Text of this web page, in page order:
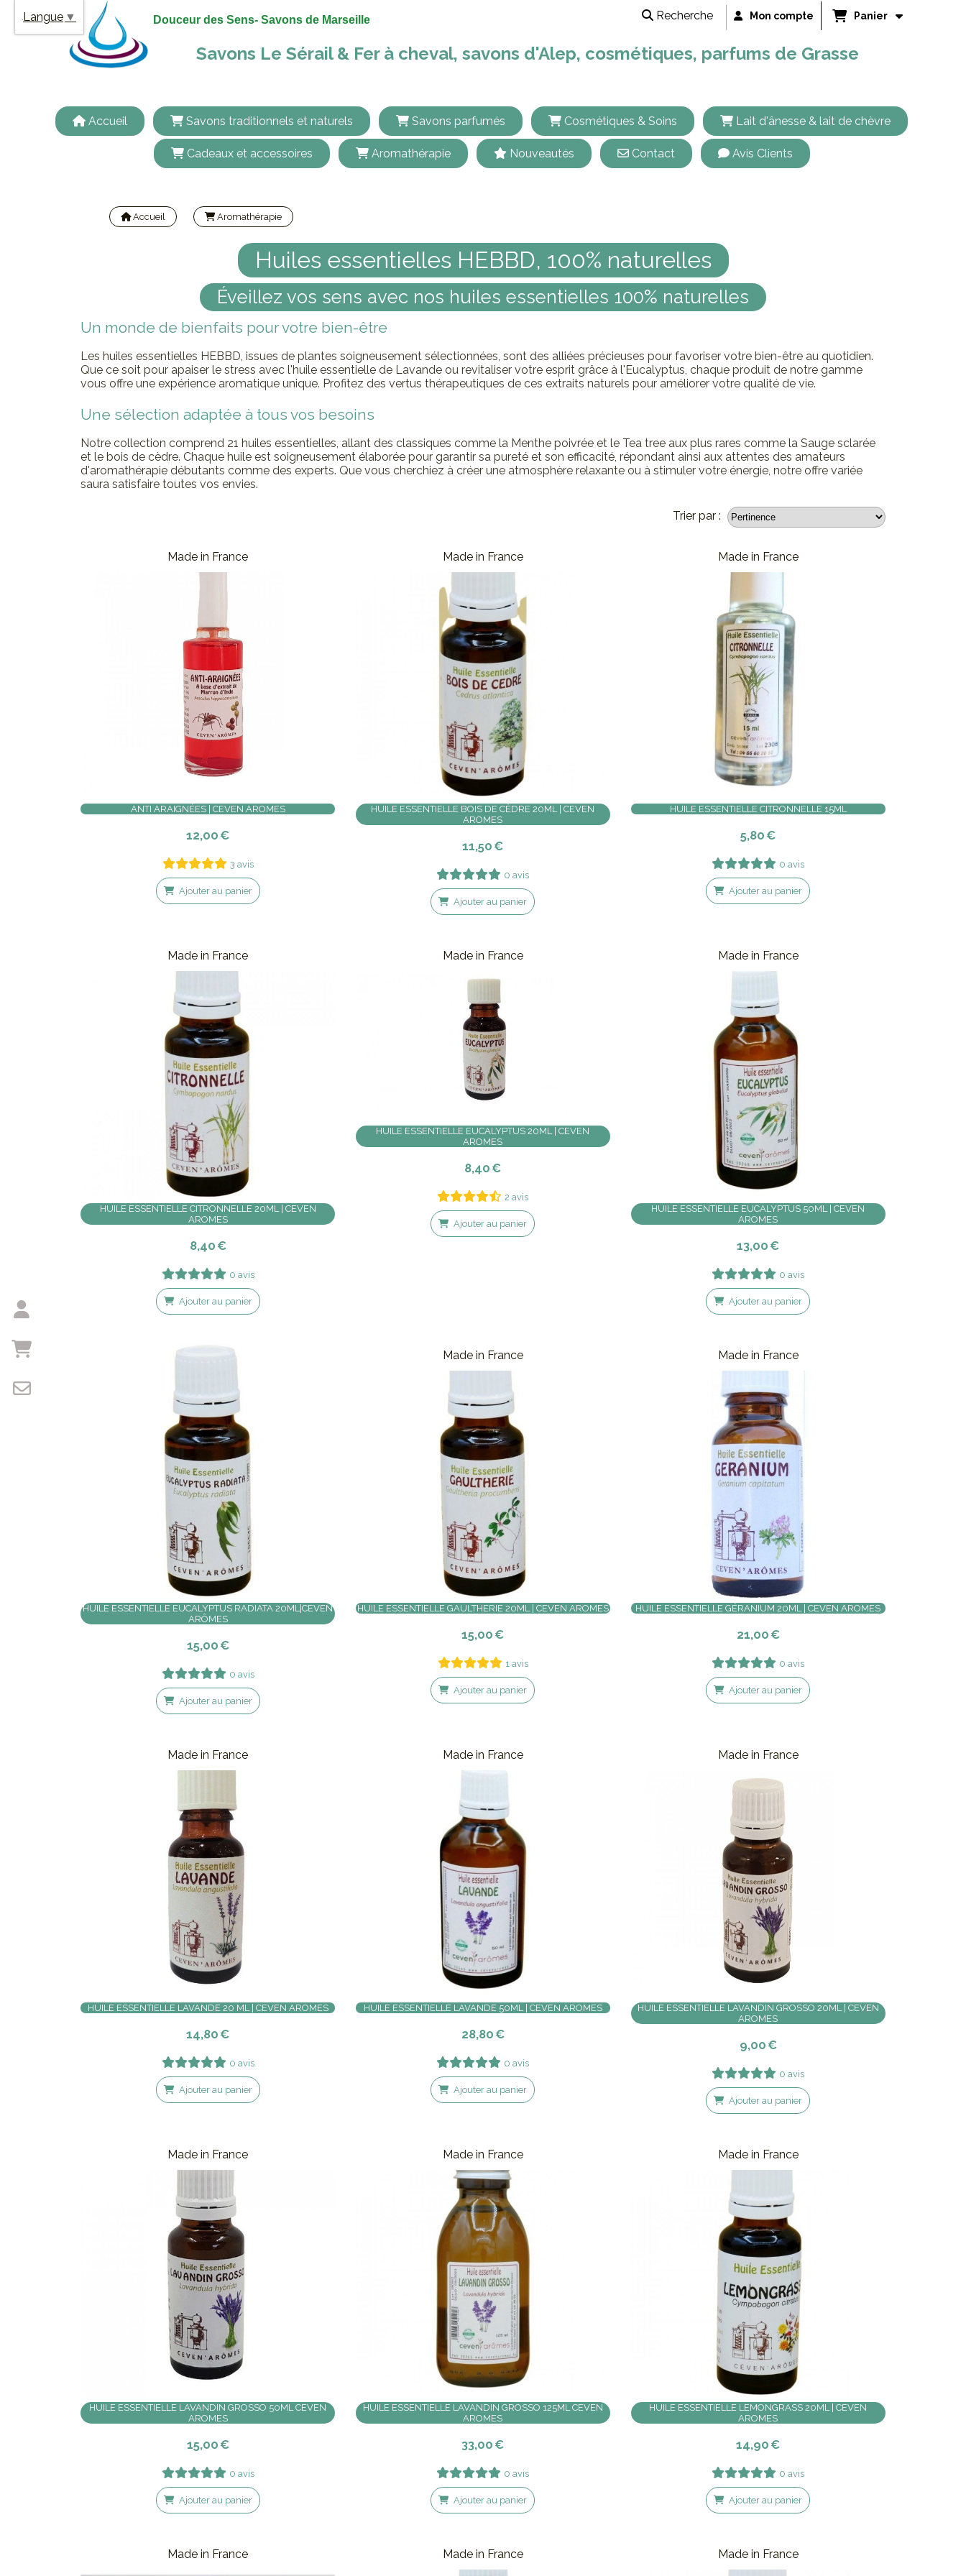
Douceur des Sens- Savons de Marseille
Savons Le Sérail & Fer à cheval, savons d'Alep, cosmétiques, parfums de Grasse
Recherche Mon compte Panier
Accueil Savons traditionnels et naturels Savons parfumés Cosmétiques & Soins Lait d'ânesse & lait de chèvre
Cadeaux et accessoires Aromathérapie Nouveautés Contact Avis Clients
Accueil Aromathérapie
Huiles essentielles HEBBD, 100% naturelles
Éveillez vos sens avec nos huiles essentielles 100% naturelles
Un monde de bienfaits pour votre bien-être
Les huiles essentielles HEBBD, issues de plantes soigneusement sélectionnées, sont des alliées précieuses pour favoriser votre bien-être au quotidien.
Que ce soit pour apaiser le stress avec l'huile essentielle de Lavande ou revitaliser votre esprit grâce à l'Eucalyptus, chaque produit de notre gamme
vous offre une expérience aromatique unique. Profitez des vertus thérapeutiques de ces extraits naturels pour améliorer votre qualité de vie.
Une sélection adaptée à tous vos besoins
Notre collection comprend 21 huiles essentielles, allant des classiques comme la Menthe poivrée et le Tea tree aux plus rares comme la Sauge sclarée
et le bois de cèdre. Chaque huile est soigneusement élaborée pour garantir sa pureté et son efficacité, répondant ainsi aux attentes des amateurs
d'aromathérapie débutants comme des experts. Que vous cherchiez à créer une atmosphère relaxante ou à stimuler votre énergie, notre offre variée
saura satisfaire toutes vos envies.
Trier par :
Made in France
ANTI ARAIGNÉES | CEVEN AROMES
12,00 €
3 avis
Ajouter au panier
Made in France
HUILE ESSENTIELLE BOIS DE CÈDRE 20ML | CEVEN
AROMES
11,50 €
0 avis
Ajouter au panier
Made in France
HUILE ESSENTIELLE CITRONNELLE 15ML
5,80 €
0 avis
Ajouter au panier
Made in France
HUILE ESSENTIELLE CITRONNELLE 20ML | CEVEN
AROMES
8,40 €
0 avis
Ajouter au panier
Made in France
HUILE ESSENTIELLE EUCALYPTUS 20ML | CEVEN
AROMES
8,40 €
2 avis
Ajouter au panier
Made in France
HUILE ESSENTIELLE EUCALYPTUS 50ML | CEVEN
AROMES
13,00 €
0 avis
Ajouter au panier
HUILE ESSENTIELLE EUCALYPTUS RADIATA 20ML|CEVEN
ARÔMES
15,00 €
0 avis
Ajouter au panier
Made in France
HUILE ESSENTIELLE GAULTHERIE 20ML | CEVEN AROMES
15,00 €
1 avis
Ajouter au panier
Made in France
HUILE ESSENTIELLE GÉRANIUM 20ML | CEVEN AROMES
21,00 €
0 avis
Ajouter au panier
Made in France
HUILE ESSENTIELLE LAVANDE 20 ML | CEVEN AROMES
14,80 €
0 avis
Ajouter au panier
Made in France
HUILE ESSENTIELLE LAVANDE 50ML | CEVEN AROMES
28,80 €
0 avis
Ajouter au panier
Made in France
HUILE ESSENTIELLE LAVANDIN GROSSO 20ML | CEVEN
AROMES
9,00 €
0 avis
Ajouter au panier
Made in France
HUILE ESSENTIELLE LAVANDIN GROSSO 50ML CEVEN
AROMES
15,00 €
0 avis
Ajouter au panier
Made in France
HUILE ESSENTIELLE LAVANDIN GROSSO 125ML CEVEN
AROMES
33,00 €
0 avis
Ajouter au panier
Made in France
HUILE ESSENTIELLE LEMONGRASS 20ML | CEVEN
AROMES
14,90 €
0 avis
Ajouter au panier
Made in France Made in France Made in France
Langue ▼
Panneau de gestion des cookies